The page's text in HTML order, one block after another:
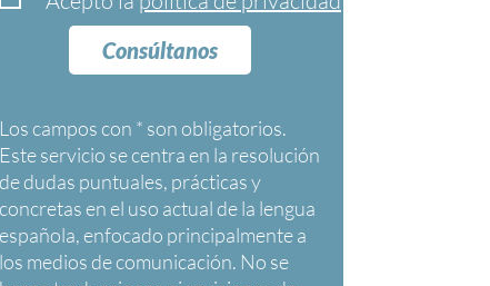
Consúltanos
Los campos con * son obligatorios